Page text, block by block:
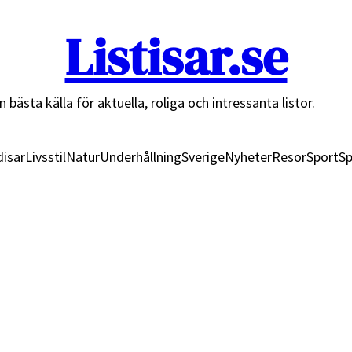
Listisar.se
bästa källa för aktuella, roliga och intressanta listor.
LivsstilNaturUnderhållningSverigeNyheterResorSport